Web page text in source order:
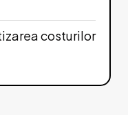
costurilor